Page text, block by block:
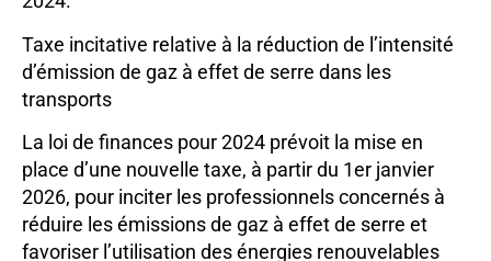
Taxe incitative relative à la réduction de l’intensité
d’émission de gaz à effet de serre dans les
transports
La loi de finances pour 2024 prévoit la mise en
place d’une nouvelle taxe, à partir du 1er janvier
2026, pour inciter les professionnels concernés à
réduire les émissions de gaz à effet de serre et
favoriser l’utilisation des énergies renouvelables